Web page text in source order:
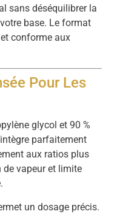
sans déséquilibrer la
base. Le format
conforme aux
Pour Les
glycol et 90 %
parfaitement
aux ratios plus
de vapeur et limite
un dosage précis.